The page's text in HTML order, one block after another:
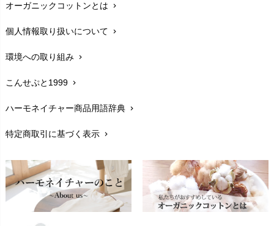
在庫状況と発送予定chevron_right
サイズ・寸法chevron_right
生地・素材chevron_right
お手入れについて
レビューを書こうchevron_right
返品交換chevron_right
FAXでのご注文
お問い合わせchevron_right
オーガニックコットンとは chevron_right
個人情報取り扱いについて chevron_right
環境への取り組み chevron_right
こんせぷと1999 chevron_right
ハーモネイチャー商品用語辞典 chevron_right
特定商取引に基づく表示 chevron_right